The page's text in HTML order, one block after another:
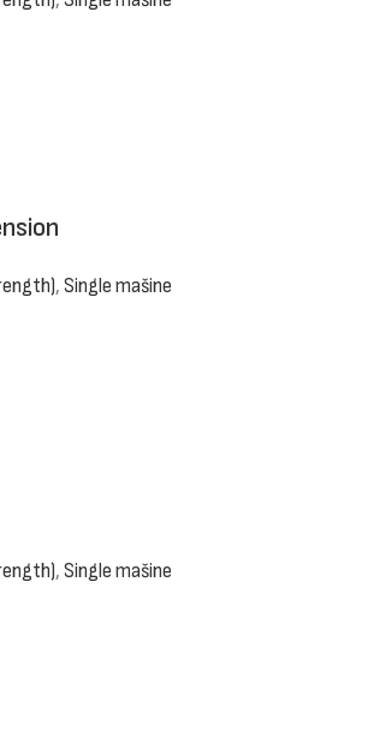
, Single mašine
, Single mašine